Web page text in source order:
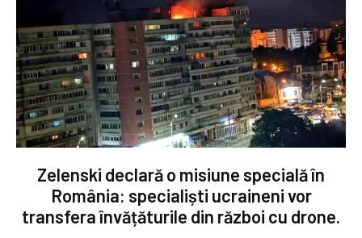
Zelenski declară o misiune specială în
România: specialiști ucraineni vor
transfera învățăturile din război cu drone.